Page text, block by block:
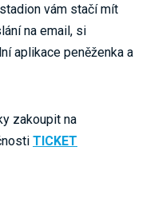
vám stačí mít
na email, si
aplikace peněženka a
zakoupit na
TICKET